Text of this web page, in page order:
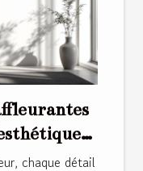
chaque détail